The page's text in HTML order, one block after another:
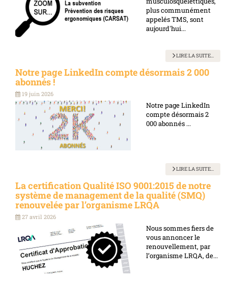
plus communément
appelés TMS, sont
aujourd'hui...
LIRE LA SUITE...
Notre page LinkedIn compte désormais 2 000
abonnés !
19 juin 2026
Notre page LinkedIn
compte désormais 2
000 abonnés ...
LIRE LA SUITE...
La certification Qualité ISO 9001:2015 de notre
système de management de la qualité (SMQ)
renouvelée par l’organisme LRQA
27 avril 2026
Nous sommes fiers de
vous annoncer le
renouvellement, par
l’organisme LRQA, de...